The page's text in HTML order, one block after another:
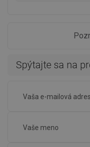
Spýtajte sa na